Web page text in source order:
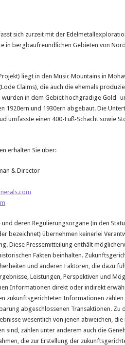
sich zurzeit mit der
in bergbaufreundlichen Gebieten von
liegt in den Music Mountains in
Claims), die auch die ehemals
in dem Gebiet hochgradige Gold-
1920ern und 1930ern abgebaut. Die
umfasste einen 400-Fuß-Schacht sowie
erhalten Sie über:
& Director
und deren Regulierungsorgane (in den
bezeichnet) übernehmen keinerlei
Diese Pressemitteilung enthält
Fakten beinhalten.
und anderen Faktoren, die dazu
Leistungen, Perspektiven und
Informationen direkt oder indirekt
zukunftsgerichteten Informationen
abgeschlossenen Transaktionen. Zu
wesentlich von jenen abweichen,
sind, zählen unter anderem auch die
die zur Erstellung der